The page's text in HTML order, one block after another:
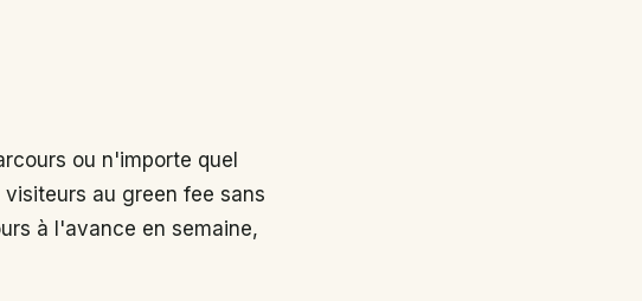
ou n'importe quel
au green fee sans
à l'avance en semaine,